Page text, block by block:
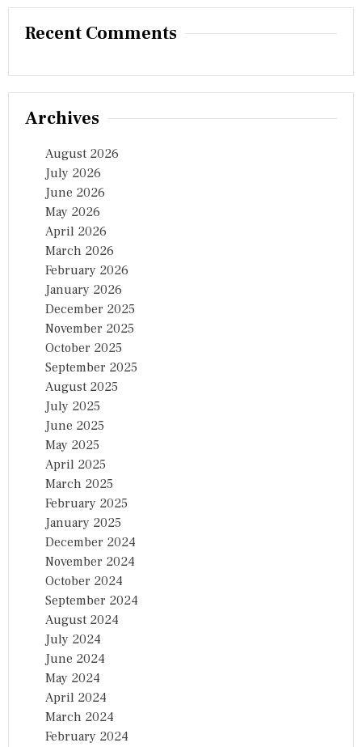
Recent Comments
Archives
August 2026
July 2026
June 2026
May 2026
April 2026
March 2026
February 2026
January 2026
December 2025
November 2025
October 2025
September 2025
August 2025
July 2025
June 2025
May 2025
April 2025
March 2025
February 2025
January 2025
December 2024
November 2024
October 2024
September 2024
August 2024
July 2024
June 2024
May 2024
April 2024
March 2024
February 2024